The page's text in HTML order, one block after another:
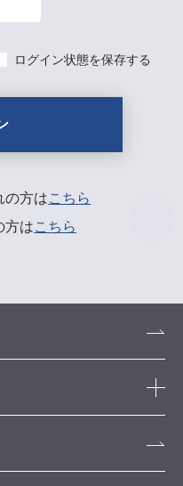
ログイン状態を保存する
の方はこちら
方はこちら